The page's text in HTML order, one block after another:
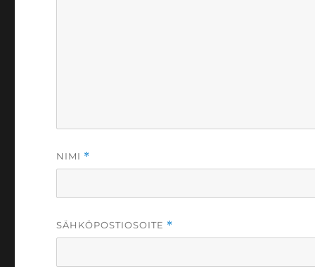
NIMI *
SÄHKÖPOSTIOSOITE *